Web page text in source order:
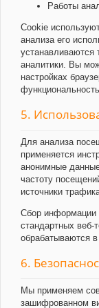
Работы
Cookie
анализа его
устанавливаются
аналитики. Вы
настройках
5.
Для анализа
применяется
анонимные
частоту
источники
Сбор информации
стандартных веб-
обрабатываются
6.
Мы применяем
зашифрованном